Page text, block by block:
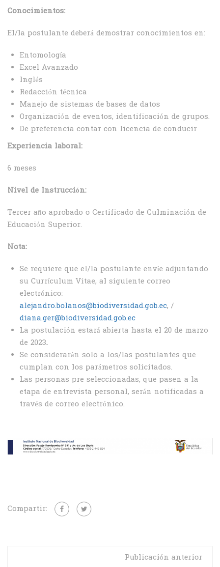
Conocimientos:
El/la postulante deberá demostrar conocimientos en:
Entomología
Excel Avanzado
Inglés
Redacción técnica
Manejo de sistemas de bases de datos
Organización de eventos, identificación de grupos.
De preferencia contar con licencia de conducir
Experiencia laboral:
6 meses
Nivel de Instrucción:
Tercer año aprobado o Certificado de Culminación de
Educación Superior.
Nota:
Se requiere que el/la postulante envíe adjuntando
su Currículum Vitae, al siguiente correo
electrónico:
alejandro.bolanos@biodiversidad.gob.ec, /
diana.ger@biodiversidad.gob.ec
La postulación estará abierta hasta el 20 de marzo
de 2023.
Se considerarán solo a los/las postulantes que
cumplan con los parámetros solicitados.
Las personas pre seleccionadas, que pasen a la
etapa de entrevista personal, serán notificadas a
través de correo electrónico.
Compartir:
Publicación anterior